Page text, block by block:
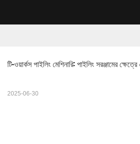
টি-ওয়ার্কস পাইলিং মেশিনারি: পাইলিং সরঞ্জামের
2025-06-30